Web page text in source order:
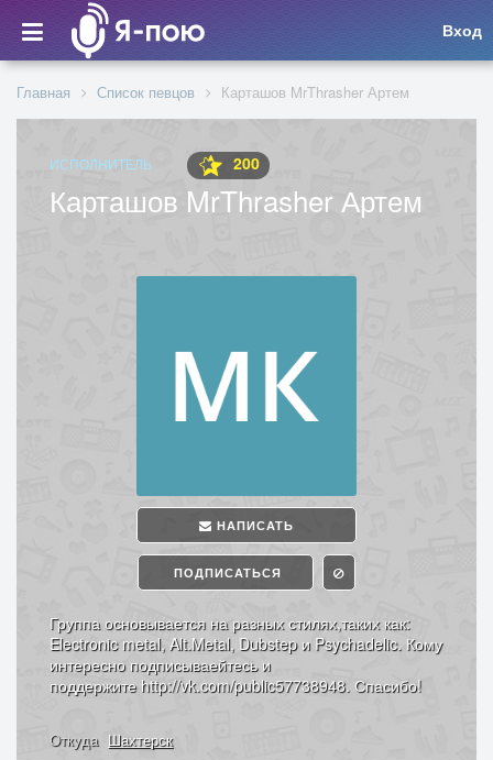
Вход
Главная Список певцов Карташов MrThrasher Артем
ИСПОЛНИТЕЛЬ 200
Карташов MrThrasher Артем
НАПИСАТЬ
ПОДПИСАТЬСЯ
Группа основывается на разных стилях,таких как:
Electronic metal, Alt.Metal, Dubstep и Psychadelic. Кому
интересно подписываейтесь и
поддержите http://vk.com/public57738948. Спасибо!
Откуда Шахтерск